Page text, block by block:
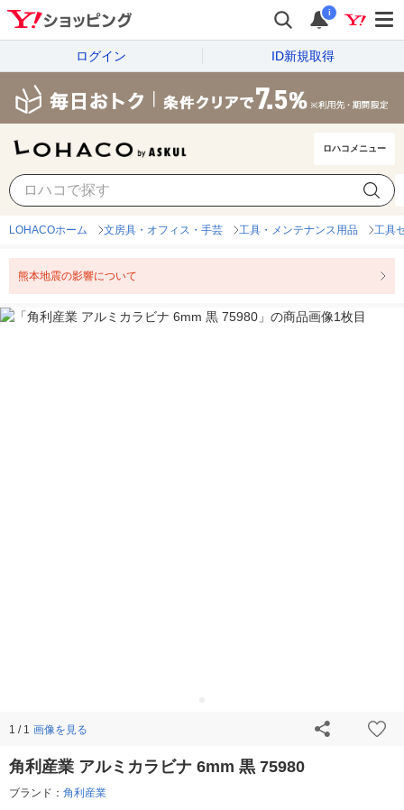
i
ログイン ID新規取得
ロハコメニュー
LOHACOホーム 文房具・オフィス・手芸 工具・メンテナンス用品 工具
熊本地震の影響について
1 / 1 画像を見る
角利産業 アルミカラビナ 6mm 黒 75980
ブランド： 角利産業